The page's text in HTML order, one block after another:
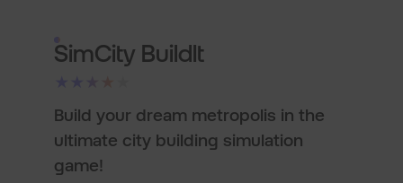
SimCity BuildIt
Build your dream metropolis in the
ultimate city building simulation
game!